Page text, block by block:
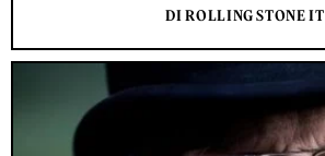
DI ROLLING STONE IT